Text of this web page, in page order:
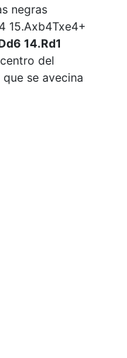
negras
15.Axb4Txe4+
14.Rd1
del
se avecina